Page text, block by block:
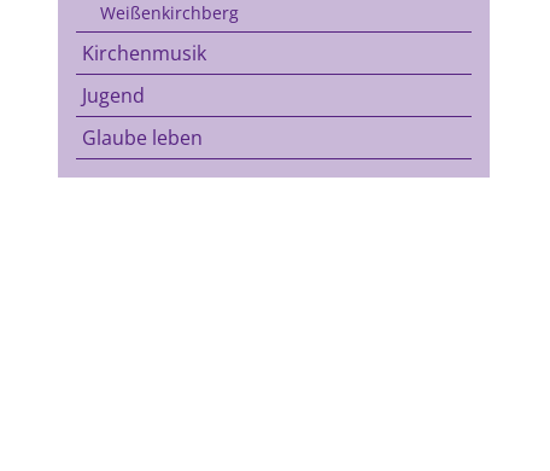
Weißenkirchberg
Kirchenmusik
Jugend
Glaube leben